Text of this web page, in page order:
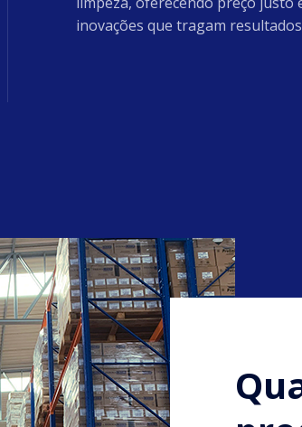
inovações que tragam